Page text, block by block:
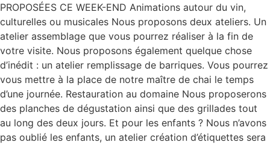
PROPOSÉES CE WEEK-END Animations autour du vin,
culturelles ou musicales Nous proposons deux ateliers. Un
atelier assemblage que vous pourrez réaliser à la fin de
votre visite. Nous proposons également quelque chose
d’inédit : un atelier remplissage de barriques. Vous pourrez
vous mettre à la place de notre maître de chai le temps
d’une journée. Restauration au domaine Nous proposerons
des planches de dégustation ainsi que des grillades tout
au long des deux jours. Et pour les enfants ? Nous n’avons
pas oublié les enfants, un atelier création d’étiquettes sera